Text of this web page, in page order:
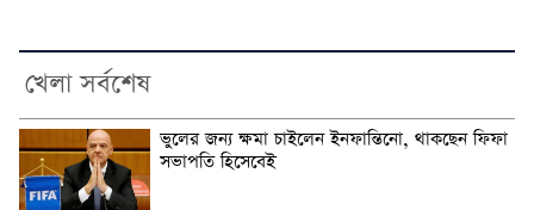
খেলা সর্বশেষ
ভুলের জন্য ক্ষমা চাইলেন ইনফান্তিনো, থাকছেন ফিফা
সভাপতি হিসেবেই